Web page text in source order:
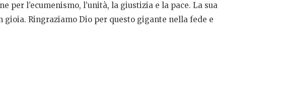
per l’ecumenismo, l’unità, la giustizia e la pace. La sua
Ringraziamo Dio per questo gigante nella fede e